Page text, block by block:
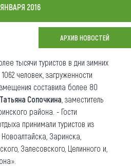
2016
АРХИВ НОВОСТЕЙ
тысячи туристов в дни зимних
человек, загруженности
составила более 80
Татьяна Сопочкина , заместитель
района. - Гости
принимали туристов из
Заринска,
Залесовского, Целинного и,